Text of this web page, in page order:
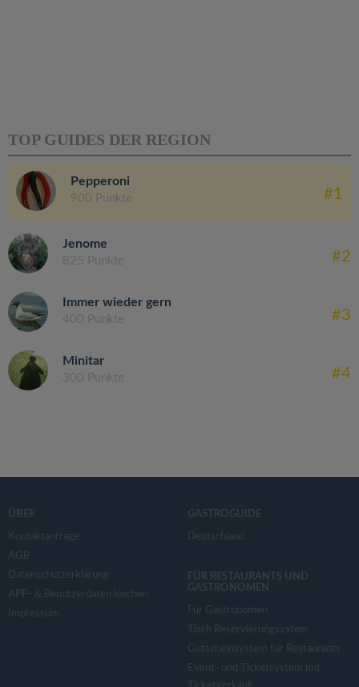
TOP GUIDES DER REGION
Pepperoni
900 Punkte #1
Jenome
825 Punkte #2
Immer wieder gern
400 Punkte #3
Minitar
300 Punkte #4
ÜBER
Kontaktanfrage
AGB
Datenschutzerklärung
APP- & Benutzerdaten löschen
Impressum
GASTROGUIDE
Deutschland
FÜR RESTAURANTS UND
GASTRONOMEN
Für Gastronomen
Tisch Reservierungsystem
Gutscheinsystem für Restaurants
Event- und Ticketsystem mit